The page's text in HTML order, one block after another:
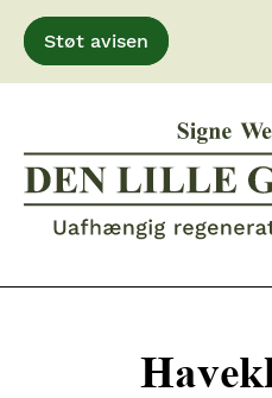
Gå
til
indhold
Støt avisen